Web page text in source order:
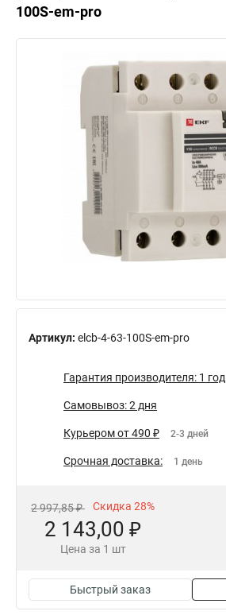
100S-em-pro
Артикул: elcb-4-63-100S-em-pro
Гарантия производителя: 1 год
Самовывоз: 2 дня
Курьером от 490 ₽ 2-3 дней
Срочная доставка: 1 день
2 997,85 ₽ Скидка 28%
2 143,00 ₽
Цена за 1 шт
Быстрый заказ